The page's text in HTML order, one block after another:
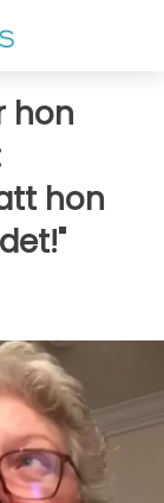
hon
hon